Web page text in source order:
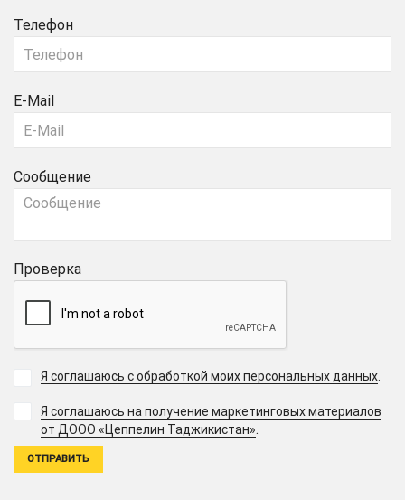
Телефон
E-Mail
Сообщение
Проверка
Я соглашаюсь с обработкой моих персональных данных.
Я соглашаюсь на получение маркетинговых материалов
от ДООО «Цеппелин Таджикистан».